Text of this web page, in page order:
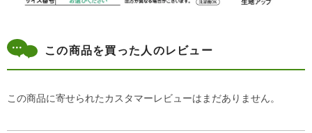
この商品を買った人のレビュー
この商品に寄せられたカスタマーレビューはまだありません。